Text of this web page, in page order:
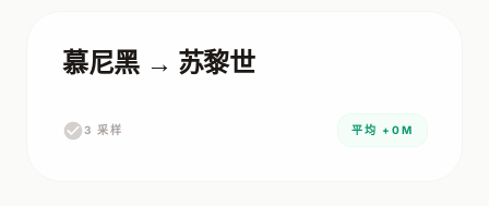
慕尼黑 → 苏黎世
3 采样 平均 +0M